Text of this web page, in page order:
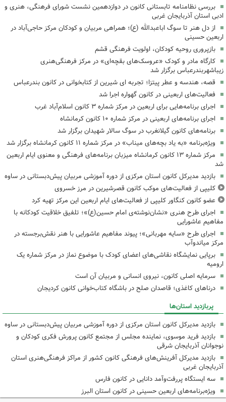
بررسی نظامنامه تابستانی کانون در دوازدهمین نشست شورای فرهنگی، هنری و
ادبی استان آذربایجان غربی
از دل هنر تا سوگ اباعبدالله (ع)؛ همراهی مربیان و کودکان مرکز حاجی‌آباد در
اربعین حسینی
بازپروری روحیه کودکان، اولویت فرهنگی قشم
کارگاه مادر و کودک «عروسک‌های بقچه‌ای» در مرکز فرهنگی‌هنری
زیباشهربندرعباس برگزار شد
قصه، هندسه و عطر پیتزا؛ تجربه ای شیرین از کتابخوانی در کانون بندرعباس
فعالیت‌های اربعینی در کانون گهواره اجرا شد
اجرای برنامه‌هایی برای اربعین در مرکز شماره ۳ کانون اسلام‌آباد غرب
اجرای برنامه‌های اربعینی در مرکز شماره ۱۰ کانون کرمانشاه
برنامه‌های کانون گیلانغرب در سوگ سالار شهیدان برگزار شد
ویژه‌برنامه «به یاد بچه‌های میناب» در مرکز شماره ۱۱ کانون کرمانشاه برگزار شد
مرکز شماره ۱۳ کانون کرمانشاه میزبان برنامه‌های فرهنگی و معنوی ایام اربعین
شد
بازدید مدیرکل کانون استان مرکزی از دوره آموزشی مربیان پیش‌دبستانی در ساوه
کلیپی از فعالیت‌های موکب کانون قصرشیرین در مرز خسروی
عضو کانون کنگاور کلیپی از فعالیت‌های ایام اربعین این مرکز تهیه کرد
اجرای طرح هنری «نشان‌نوشته‌ی امام حسین(ع)»؛ تلفیق خلاقیت کودکانه با
مفاهیم عاشورایی
اجرای طرح «سایه مهربانی»؛ پیوند مفاهیم عاشورایی با هنر نقش‌برجسته در
مرکز میاندوآب
برپایی نمایشگاه نقاشی‌های اعضای کودک با موضوع نماز در مرکز شماره یک
ارومیه
سرمایه اصلی کانون، نیروی انسانی و مربیان آن است
درناهای کاغذی؛ قاصدان صلح در باشگاه کتاب‌خوانی کانون کردیجان
پربازدید استان‌ها
بازدید مدیرکل کانون استان مرکزی از دوره آموزشی مربیان پیش‌دبستانی در ساوه
بازدید فرید موسوی، نماینده مجلس از مجتمع کانون پرورش فکری کودکان و
نوجوانان آذربایجان شرقی
بازدید مدیرکل آفرینش‌های فرهنگی کانون کشور از مراکز فرهنگی‌هنری استان
آذربایجان غربی
سه ایستگاه پررفت‌وآمد دانایی در کانون فارس
ویژه‌برنامه‌های اربعین حسینی در کانون استان البرز